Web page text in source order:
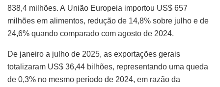
838,4 milhões. A União Europeia importou US$ 657
milhões em alimentos, redução de 14,8% sobre julho e de
24,6% quando comparado com agosto de 2024.
De janeiro a julho de 2025, as exportações gerais
totalizaram US$ 36,44 bilhões, representando uma queda
de 0,3% no mesmo período de 2024, em razão da